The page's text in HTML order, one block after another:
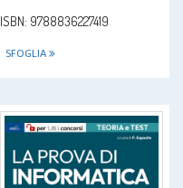
ISBN: 9788836227419
SFOGLIA